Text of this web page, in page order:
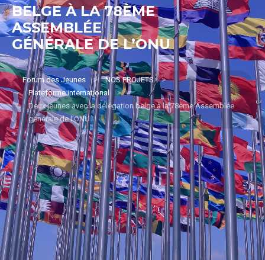
BELGE À LA 78ÈME
ASSEMBLÉE
GÉNÉRALE DE L’ONU
Forum des Jeunes > NOS PROJETS
>
Plateforme international
>
Deux jeunes avec la délégation belge à la 78ème Assemblée
générale de l’ONU